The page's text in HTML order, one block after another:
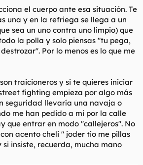
de calle. Yo, aunque soy consciente
sido batirse en el campo del honor,
veo peleándome con una rata como
ya he contado muchas veces que en
me he peleado nunca.
el cuerpo ante esa situación. Te
una y en la refriega se llega a un
sea un uno contra uno limpio) que
la polla y solo piensas "tu pega,
Por lo menos es lo que me
traicioneros y si te quieres iniciar
fighting empieza por algo más
seguridad llevaría una navaja o
me han pedido a mi por la calle
que entrar en modo "callejeros". No
acento cheli " joder tio me pillas
si insiste, recuerda, mucha mano